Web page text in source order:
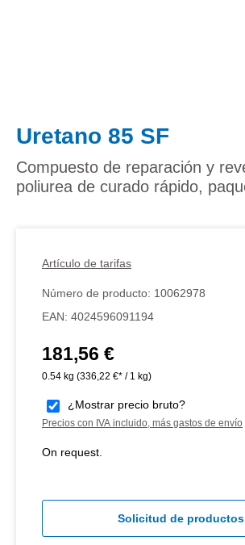
Uretano 85 SF
Compuesto de reparación y
poliurea de curado rápido,
Artículo de tarifas
Número de producto: 10062978
EAN: 4024596091194
Precio normal:
181,56 €
0.54 kg (336,22 €* / 1 kg)
¿Mostrar precio bruto?
Precios con IVA incluido, más gastos de envío
On request.
Solicitud de productos